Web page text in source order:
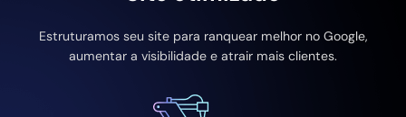
Estruturamos seu site para ranquear melhor no Google,
aumentar a visibilidade e atrair mais clientes.